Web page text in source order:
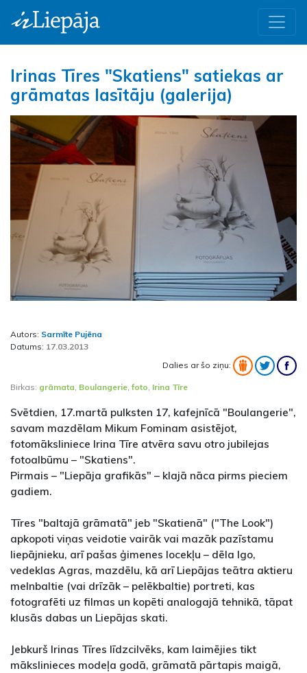
Irinas Tīres "Skatiens" satiekas ar
grāmatas lasītāju (galerija)
Autors: Sarmīte Pujēna
Datums: 17.03.2013
Dalies ar šo ziņu:
Birkas: grāmata, Boulangerie,foto, Irina Tīre
Svētdien, 17.martā pulksten 17, kafejnīcā "Boulangerie",
savam mazdēlam Mikum Fominam asistējot,
fotomāksliniece Irina Tīre atvēra savu otro jubilejas
fotoalbūmu – "Skatiens".
Pirmais – "Liepāja grafikās" – klajā nāca pirms pieciem
gadiem.
Tīres "baltajā grāmatā" jeb "Skatienā" ("The Look")
apkopoti viņas veidotie vairāk vai mazāk pazīstamu
liepājnieku, arī pašas ģimenes locekļu – dēla Igo,
vedeklas Agras, mazdēlu, kā arī Liepājas teātra aktieru
melnbaltie (vai drīzāk – pelēkbaltie) portreti, kas
fotografēti uz filmas un kopēti analogajā tehnikā, tāpat
klusās dabas un Liepājas skati.
Jebkurš Irinas Tīres līdzcilvēks, kam laimējies tikt
mākslinieces modeļa godā, grāmatā pārtapis maigā,